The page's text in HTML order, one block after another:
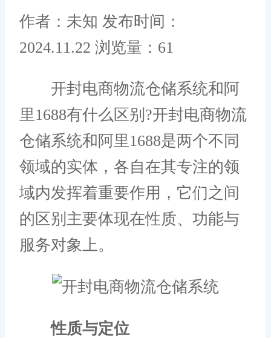
作者：未知 发布时间：
2024.11.22 浏览量：61
开封电商物流仓储系统和阿
里1688有什么区别?开封电商物流
仓储系统和阿里1688是两个不同
领域的实体，各自在其专注的领
域内发挥着重要作用，它们之间
的区别主要体现在性质、功能与
服务对象上。
性质与定位